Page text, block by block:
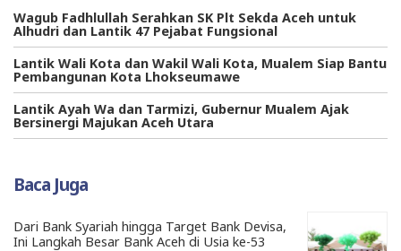
Wagub Fadhlullah Serahkan SK Plt Sekda Aceh untuk
Alhudri dan Lantik 47 Pejabat Fungsional
Lantik Wali Kota dan Wakil Wali Kota, Mualem Siap Bantu
Pembangunan Kota Lhokseumawe
Lantik Ayah Wa dan Tarmizi, Gubernur Mualem Ajak
Bersinergi Majukan Aceh Utara
Baca Juga
Dari Bank Syariah hingga Target Bank Devisa,
Ini Langkah Besar Bank Aceh di Usia ke-53